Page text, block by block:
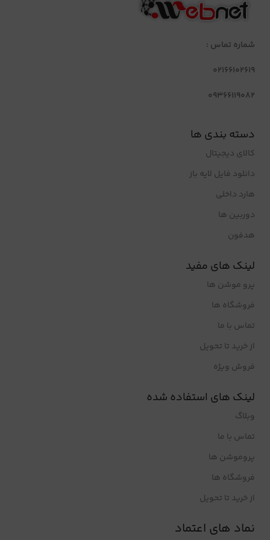
شماره تماس :
02166102619
09366119082
دسته بندی ها
کالای دیجیتال
دانلود فایل لایه باز
هارد داخلی
دوربین ها
هدفون
لینک های مفید
پرو موشن ها
فروشگاه ها
تماس با ما
از خرید تا تحویل
فروش ویژه
لینک های استفاده شده
وبلاگ
تماس با ما
پروموشن ها
فروشگاه ها
از خرید تا تحویل
نماد های اعتماد